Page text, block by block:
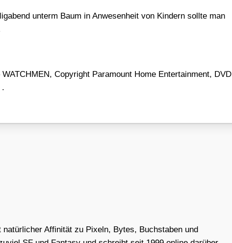
unterm Baum in Anwe­sen­heit von Kin­dern soll­te man
Copy­right Para­mount Home Enter­tain­ment, DVD
.
Affinität zu Pixeln, Bytes, Buchstaben und